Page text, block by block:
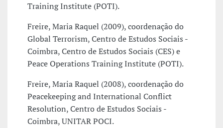
Training Institute (POTI).
Freire, Maria Raquel (2009), coordenação do
Global Terrorism, Centro de Estudos Sociais -
Coimbra, Centro de Estudos Sociais (CES) e
Peace Operations Training Institute (POTI).
Freire, Maria Raquel (2008), coordenação do
Peacekeeping and International Conflict
Resolution, Centro de Estudos Sociais -
Coimbra, UNITAR POCI.